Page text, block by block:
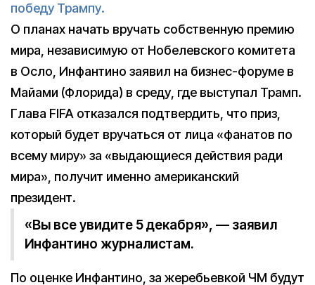
победу Трампу.
О планах начать вручать собственную премию
мира, независимую от Нобелевского комитета
в Осло, Инфантино заявил на бизнес-форуме в
Майами (Флорида) в среду, где выступал Трамп.
Глава FIFA отказался подтвердить, что приз,
который будет вручаться от лица «фанатов по
всему миру» за «выдающиеся действия ради
мира», получит именно американский
президент.
«Вы все увидите 5 декабря», — заявил
Инфантино журналистам.
По оценке Инфантино, за жеребьевкой ЧМ будут